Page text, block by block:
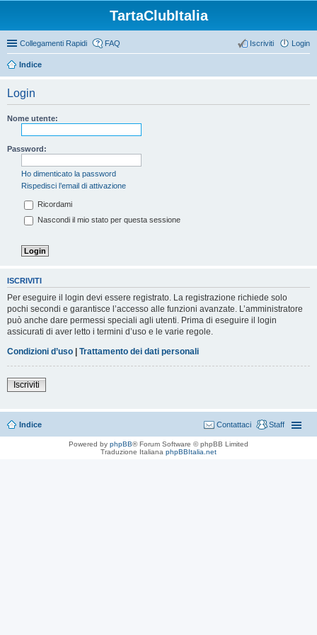
TartaClubItalia
Collegamenti Rapidi FAQ Login
Iscriviti
Indice
Login
Nome utente:
Password:
Ho dimenticato la password
Rispedisci l’email di attivazione
Ricordami
Nascondi il mio stato per questa sessione
ISCRIVITI
Per eseguire il login devi essere registrato. La registrazione richiede solo
pochi secondi e garantisce l’accesso alle funzioni avanzate. L’amministratore
può anche dare permessi speciali agli utenti. Prima di eseguire il login
assicurati di aver letto i termini d’uso e le varie regole.
Condizioni d’uso | Trattamento dei dati personali
Iscriviti
Indice Staff
Contattaci
Powered by phpBB® Forum Software © phpBB Limited
Traduzione Italiana phpBBItalia.net